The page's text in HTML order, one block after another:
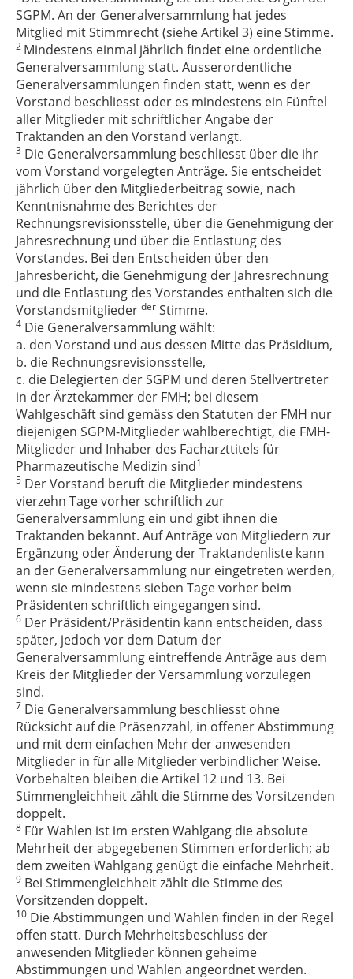
SGPM. An der Generalversammlung hat jedes
Mitglied mit Stimmrecht (siehe Artikel 3) eine Stimme.
2 Mindestens einmal jährlich findet eine ordentliche
Generalversammlung statt. Ausserordentliche
Generalversammlungen finden statt, wenn es der
Vorstand beschliesst oder es mindestens ein Fünftel
aller Mitglieder mit schriftlicher Angabe der
Traktanden an den Vorstand verlangt.
3 Die Generalversammlung beschliesst über die ihr
vom Vorstand vorgelegten Anträge. Sie entscheidet
jährlich über den Mitgliederbeitrag sowie, nach
Kenntnisnahme des Berichtes der
Rechnungsrevisionsstelle, über die Genehmigung der
Jahresrechnung und über die Entlastung des
Vorstandes. Bei den Entscheiden über den
Jahresbericht, die Genehmigung der Jahresrechnung
und die Entlastung des Vorstandes enthalten sich die
Vorstandsmitglieder der Stimme.
4 Die Generalversammlung wählt:
a. den Vorstand und aus dessen Mitte das Präsidium,
b. die Rechnungsrevisionsstelle,
c. die Delegierten der SGPM und deren Stellvertreter
in der Ärztekammer der FMH; bei diesem
Wahlgeschäft sind gemäss den Statuten der FMH nur
diejenigen SGPM-Mitglieder wahlberechtigt, die FMH-
Mitglieder und Inhaber des Facharzttitels für
Pharmazeutische Medizin sind1
5 Der Vorstand beruft die Mitglieder mindestens
vierzehn Tage vorher schriftlich zur
Generalversammlung ein und gibt ihnen die
Traktanden bekannt. Auf Anträge von Mitgliedern zur
Ergänzung oder Änderung der Traktandenliste kann
an der Generalversammlung nur eingetreten werden,
wenn sie mindestens sieben Tage vorher beim
Präsidenten schriftlich eingegangen sind.
6 Der Präsident/Präsidentin kann entscheiden, dass
später, jedoch vor dem Datum der
Generalversammlung eintreffende Anträge aus dem
Kreis der Mitglieder der Versammlung vorzulegen
sind.
7 Die Generalversammlung beschliesst ohne
Rücksicht auf die Präsenzzahl, in offener Abstimmung
und mit dem einfachen Mehr der anwesenden
Mitglieder in für alle Mitglieder verbindlicher Weise.
Vorbehalten bleiben die Artikel 12 und 13. Bei
Stimmengleichheit zählt die Stimme des Vorsitzenden
doppelt.
8 Für Wahlen ist im ersten Wahlgang die absolute
Mehrheit der abgegebenen Stimmen erforderlich; ab
dem zweiten Wahlgang genügt die einfache Mehrheit.
9 Bei Stimmengleichheit zählt die Stimme des
Vorsitzenden doppelt.
10 Die Abstimmungen und Wahlen finden in der Regel
offen statt. Durch Mehrheitsbeschluss der
anwesenden Mitglieder können geheime
Abstimmungen und Wahlen angeordnet werden.